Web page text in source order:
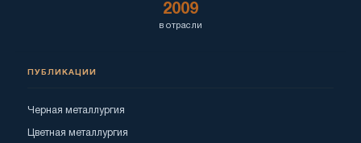
2009
в отрасли
ПУБЛИКАЦИИ
Черная металлургия
Цветная металлургия